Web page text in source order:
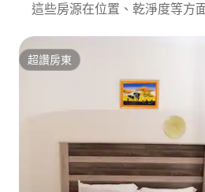
這些房源在位置、乾淨度等方
超讚房東
超讚房東